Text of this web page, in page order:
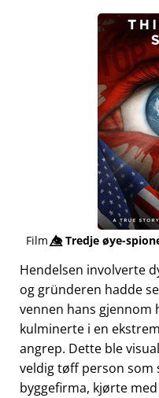
Film👁️⃤Tredje øye-
Hendelsen involverte
og gründeren hadde
vennen hans gjennom
kulminerte i en
angrep. Dette ble
veldig tøff person som
byggefirma, kjørte